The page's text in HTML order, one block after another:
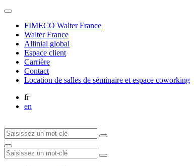
FIMECO Walter France
Walter France
Allinial global
Espace client
Carrière
Contact
Location de salles de séminaire et espace coworking
fr
en